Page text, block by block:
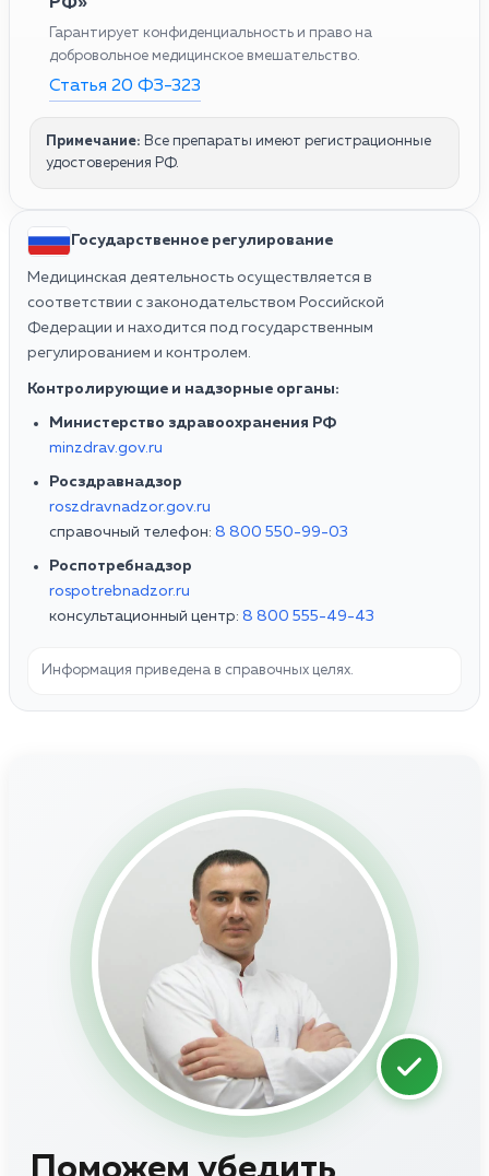
Гарантирует конфиденциальность и право на
добровольное медицинское вмешательство.
Статья 20 ФЗ-323
Примечание: Все препараты имеют регистрационные
удостоверения РФ.
Государственное регулирование
Медицинская деятельность осуществляется в
соответствии с законодательством Российской
Федерации и находится под государственным
регулированием и контролем.
Контролирующие и надзорные органы:
Министерство здравоохранения РФ
minzdrav.gov.ru
Росздравнадзор
roszdravnadzor.gov.ru
справочный телефон: 8 800 550-99-03
Роспотребнадзор
rospotrebnadzor.ru
консультационный центр: 8 800 555-49-43
Информация приведена в справочных целях.